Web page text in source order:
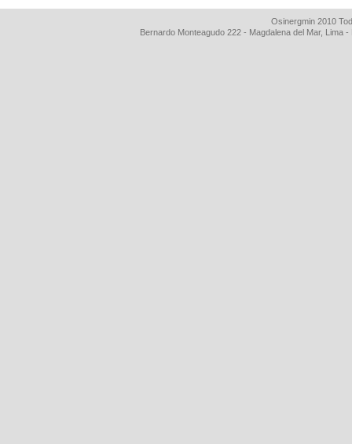
Osinergmin 2010
Bernardo Monteagudo 222 - Magdalena del Mar, Lima